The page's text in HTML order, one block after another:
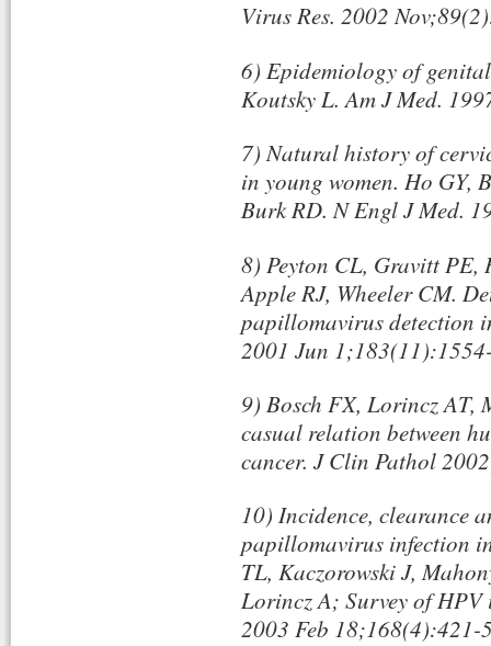
Virus Res. 2002
6) Epidemiology of
Koutsky L. Am J Med.
7) Natural history of
in young women. Ho GY,
Burk RD. N Engl J Med.
8) Peyton CL, Gravitt PE,
Apple RJ, Wheeler CM.
papillomavirus detection
2001 Jun
9) Bosch FX, Lorincz AT,
casual relation between
cancer. J Clin Pathol
10) Incidence, clearance
papillomavirus infection
TL, Kaczorowski J,
Lorincz A; Survey of
2003 Feb 18;168(4):421-